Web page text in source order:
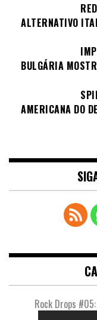
ALTERNATIVO
BULGÁRIA
AMERICANA DO
Rock Drops